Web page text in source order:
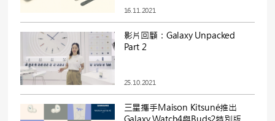
16.11.2021
影片回顧：Galaxy Unpacked
Part 2
25.10.2021
三星攜手Maison Kitsuné推出